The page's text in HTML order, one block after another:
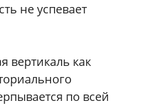
не успевает
вертикаль как
по всей